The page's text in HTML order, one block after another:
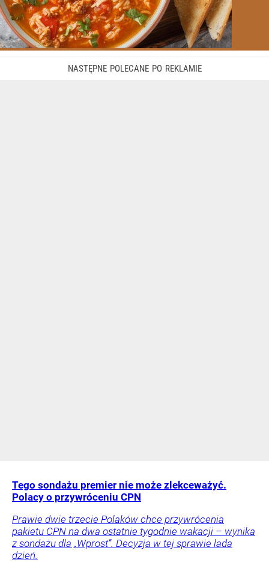
Tego sondażu premier nie może zlekceważyć.
Polacy o przywróceniu CPN
Prawie dwie trzecie Polaków chce przywrócenia
pakietu CPN na dwa ostatnie tygodnie wakacji – wynika
z sondażu dla „Wprost”. Decyzja w tej sprawie lada
dzień.